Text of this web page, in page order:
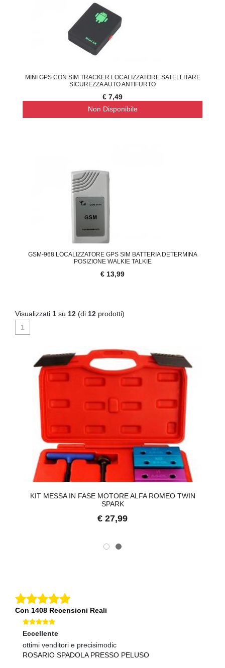
MINI GPS CON SIM TRACKER LOCALIZZATORE SATELLITARE
SICUREZZA AUTO ANTIFURTO
€ 7,49
Non Disponibile
GSM-968 LOCALIZZATORE GPS SIM BATTERIA DETERMINA
POSIZIONE WALKIE TALKIE
€ 13,99
Visualizzati 1 su 12 (di 12 prodotti)
1
KIT MESSA IN FASE MOTORE ALFA ROMEO TWIN
SPARK
€ 27,99
Con 1408 Recensioni Reali
Eccellente
ottimi venditori e precisimodic
ROSARIO SPADOLA PRESSO PELUSO